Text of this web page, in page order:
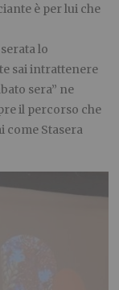
è per lui che
lo
sai intrattenere
sera” ne
il percorso che
come Stasera